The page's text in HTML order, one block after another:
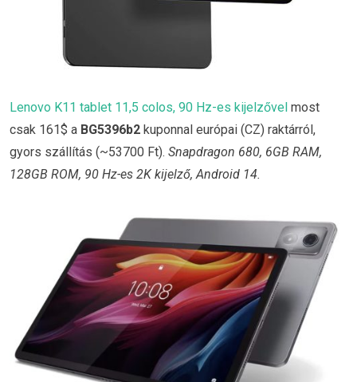
Lenovo K11 tablet 11,5 colos, 90 Hz-es kijelzővel most
csak 161$ a BG5396b2 kuponnal európai (CZ) raktárról,
gyors szállítás (~53700 Ft). Snapdragon 680, 6GB RAM,
128GB ROM, 90 Hz-es 2K kijelző, Android 14.